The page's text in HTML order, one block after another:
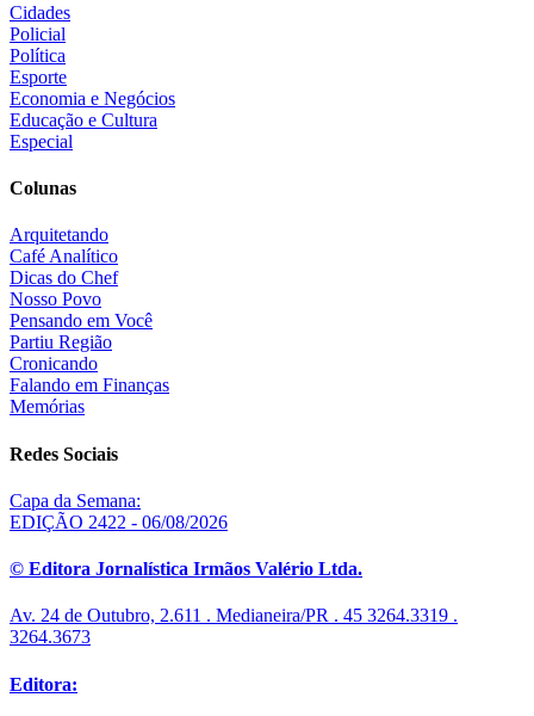
Cidades
Policial
Política
Esporte
Economia e Negócios
Educação e Cultura
Especial
Colunas
Arquitetando
Café Analítico
Dicas do Chef
Nosso Povo
Pensando em Você
Partiu Região
Cronicando
Falando em Finanças
Memórias
Redes Sociais
Capa da Semana:
EDIÇÃO 2422 - 06/08/2026
© Editora Jornalística Irmãos Valério Ltda.
Av. 24 de Outubro, 2.611 . Medianeira/PR . 45 3264.3319 .
3264.3673
Editora: